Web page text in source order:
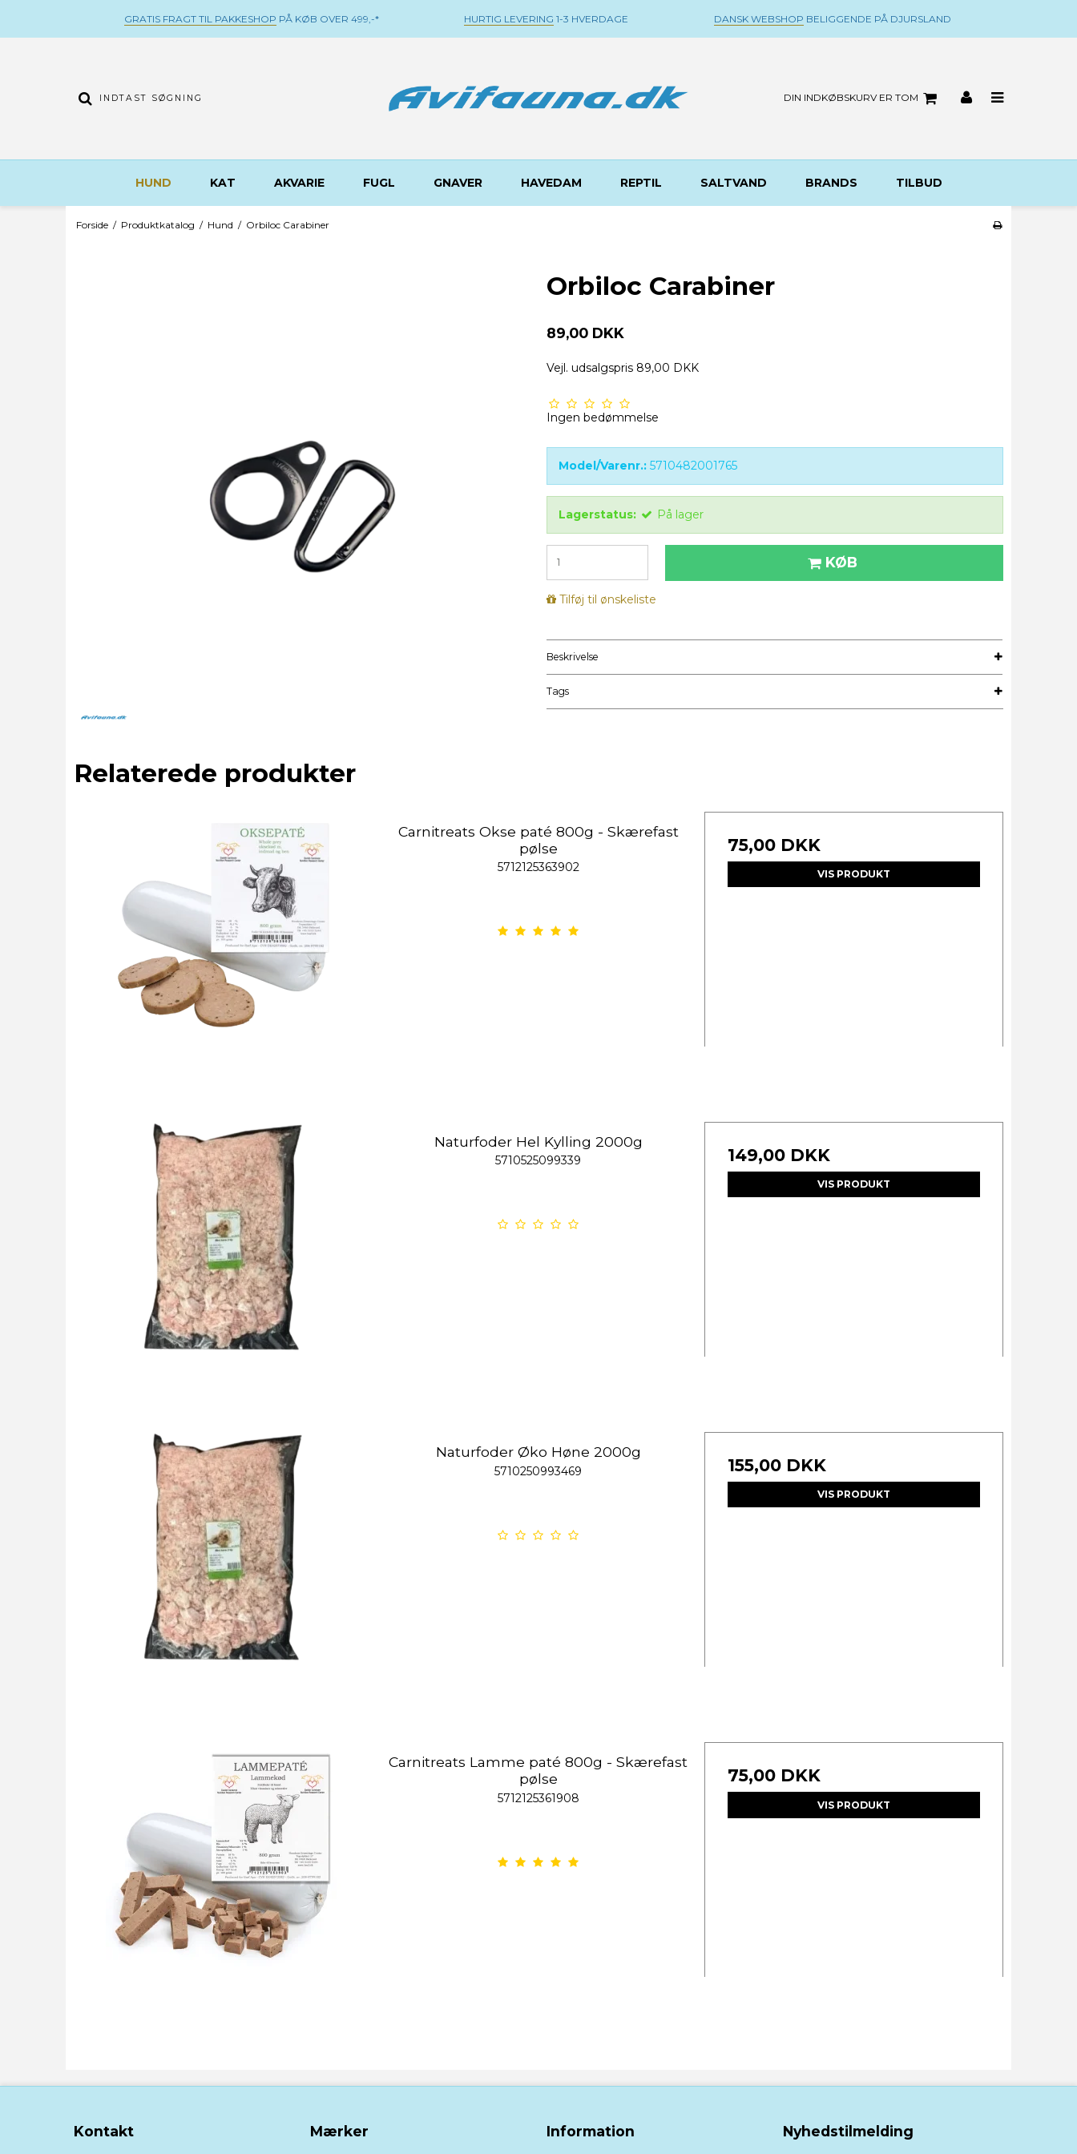
GRATIS FRAGT TIL PAKKESHOP PÅ KØB OVER 499,-* HURTIG LEVERING 1-3 HVERDAGE DANSK WEBSHOP BELIGGENDE PÅ DJURSLAND
DIN INDKØBSKURV ER TOM
HUND KAT AKVARIE FUGL GNAVER HAVEDAM REPTIL SALTVAND BRANDS TILBUD
Forside / Produktkatalog / Hund / Orbiloc Carabiner
Orbiloc Carabiner
89,00 DKK
Vejl. udsalgspris 89,00 DKK
Ingen bedømmelse
Model/Varenr.: 5710482001765
Lagerstatus: På lager
KØB
Tilføj til ønskeliste
Beskrivelse
Tags
Relaterede produkter
Carnitreats Okse paté 800g - Skærefast
pølse
5712125363902
75,00 DKK
VIS PRODUKT
Naturfoder Hel Kylling 2000g
5710525099339 149,00 DKK
VIS PRODUKT
Naturfoder Øko Høne 2000g
5710250993469 155,00 DKK
VIS PRODUKT
Carnitreats Lamme paté 800g - Skærefast
pølse
5712125361908
75,00 DKK
VIS PRODUKT
Kontakt Mærker Information Nyhedstilmelding